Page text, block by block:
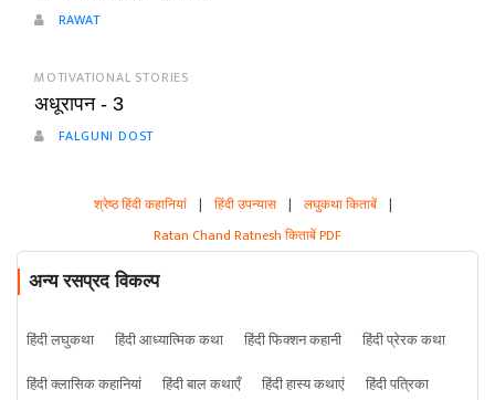
RAWAT
MOTIVATIONAL STORIES
अधूरापन - 3
FALGUNI DOST
श्रेष्ठ हिंदी कहानियां | हिंदी उपन्यास | लघुकथा किताबें |
Ratan Chand Ratnesh किताबें PDF
अन्य रसप्रद विकल्प
हिंदी लघुकथा हिंदी आध्यात्मिक कथा हिंदी फिक्शन कहानी
हिंदी प्रेरक कथा
हिंदी क्लासिक कहानियां
हिंदी बाल कथाएँ हिंदी हास्य कथाएं
हिंदी पत्रिका